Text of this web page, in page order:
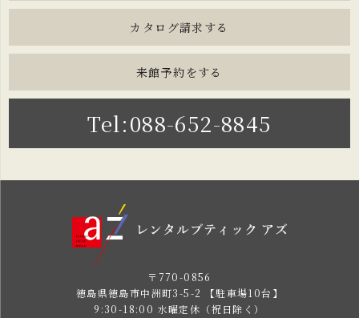
カタログ請求する
来館予約をする
Tel:088-652-8845
〒770-0856
徳島県徳島市中洲町3-5-2 【駐車場10台】
9:30-18:00 水曜定休（祝日除く）